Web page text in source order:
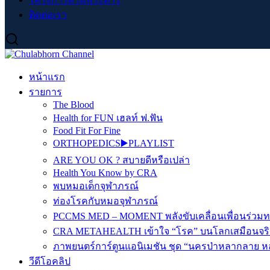
ติดต่อเรา
หน้าแรก
รายการ
The Blood
Health for FUN เฮลท์ ฟ.ฟัน
Food Fit For Fine
ORTHOPEDICS▶️PLAYLIST
ARE YOU OK ? สบายดีหรือเปล่า
Health You Know by CRA
พบหมอเด็กจุฬาภรณ์
ท่องโรคกับหมอจุฬาภรณ์
PCCMS MED – MOMENT พลังขับเคลื่อนเพื่อนร่วม
CRA METAHEALTH เข้าใจ “โรค” บนโลกเสมือนจริ
ภาพยนตร์การ์ตูนแอนิเมชัน ชุด “นครป่าหลากลาย ห
วีดีโอคลิป